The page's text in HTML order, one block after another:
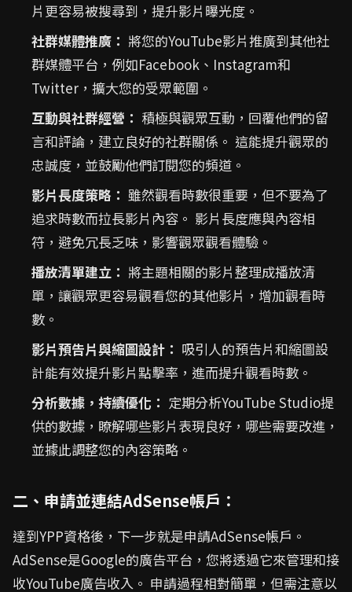
片更容易被搜尋到，提升影片曝光度。
社群媒體推廣： 將您的YouTube影片推廣到其他社
群媒體平台，例如Facebook、Instagram和
Twitter，擴大您的受眾範圍。
互動與社群經營： 積極與觀眾互動，回覆他們的留
言和評論，建立良好的社群關係。 這能提升觀眾的
忠誠度，並鼓勵他們訂閱您的頻道。
影片長度策略： 雖然觀看時數很重要，但不要為了
追求時數而拉長影片內容。 影片長度應與內容相
符，避免冗長乏味，影響觀眾觀看體驗。
播放清單建立： 將主題相關的影片整理成播放清
單，讓觀眾更容易觀看您的其他影片，增加觀看時
數。
影片預告片與縮圖設計： 吸引人的預告片和縮圖設
計能有效提升影片點擊率，進而提升觀看時數。
分析數據，持續優化： 定期分析YouTube Studio提
供的數據，瞭解哪些影片表現良好，哪些需要改進，
並據此調整您的內容策略。
二、申請並連結AdSense帳戶：
達到YPP資格後，下一步就是申請AdSense帳戶。
AdSense是Google的廣告平台，您將透過它來管理和接
收YouTube廣告收入。 申請過程相對簡單，但需注意以